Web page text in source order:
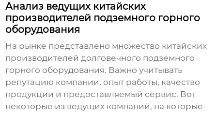
Анализ ведущих китайских
производителей подземного горного
оборудования
На рынке представлено множество китайских
производителей долговечного подземного
горного оборудования. Важно учитывать
репутацию компании, опыт работы, качество
продукции и предоставляемый сервис. Вот
некоторые из ведущих компаний, на которые